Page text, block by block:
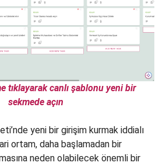
tıklayarak canlı şablonu yeni bir
sekmede açın
yeni bir girişim kurmak iddialı
ortam, daha başlamadan bir
neden olabilecek önemli bir